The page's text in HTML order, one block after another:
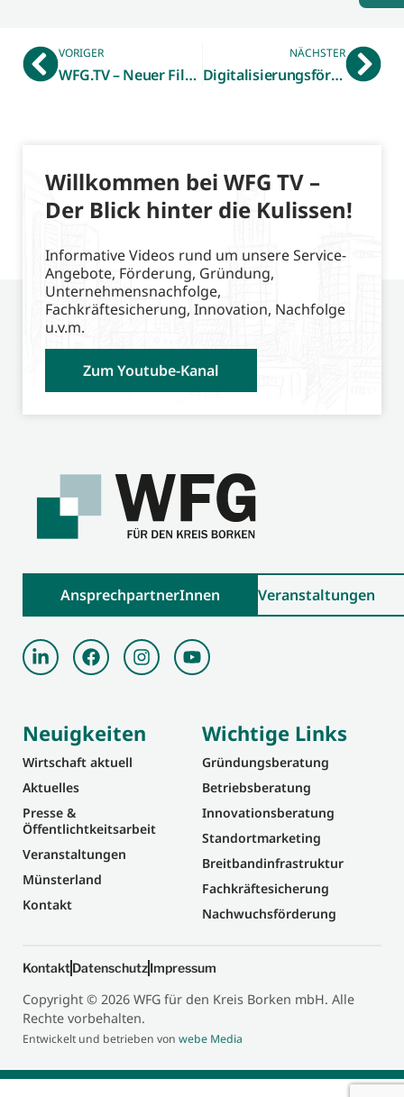
VORIGER
WFG.TV – Neuer Filmbeitrag stellt WFG-Betriebsberatung vor
NÄCHSTER
Digitalisierungsförderprogramm „go-digital“ wird fortgesetzt
Willkommen bei WFG TV –
Der Blick hinter die Kulissen!
Informative Videos rund um unsere Service-
Angebote, Förderung, Gründung,
Unternehmensnachfolge,
Fachkräftesicherung, Innovation, Nachfolge
u.v.m.
Zum Youtube-Kanal
AnsprechpartnerInnen Veranstaltungen
Neuigkeiten
Wirtschaft aktuell
Aktuelles
Presse &
Öffentlichtkeitsarbeit
Veranstaltungen
Münsterland
Kontakt
Wichtige Links
Gründungsberatung
Betriebsberatung
Innovationsberatung
Standortmarketing
Breitbandinfrastruktur
Fachkräftesicherung
Nachwuchsförderung
Copyright © 2026 WFG für den Kreis Borken mbH. Alle
Rechte vorbehalten.
Entwickelt und betrieben von webe Media
KontaktDatenschutzImpressum